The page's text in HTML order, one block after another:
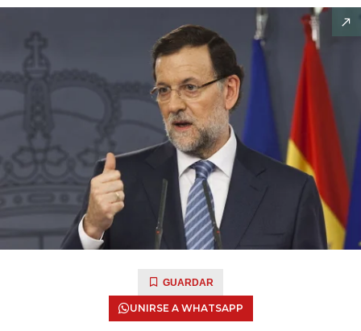
GUARDAR
UNIRSE A WHATSAPP